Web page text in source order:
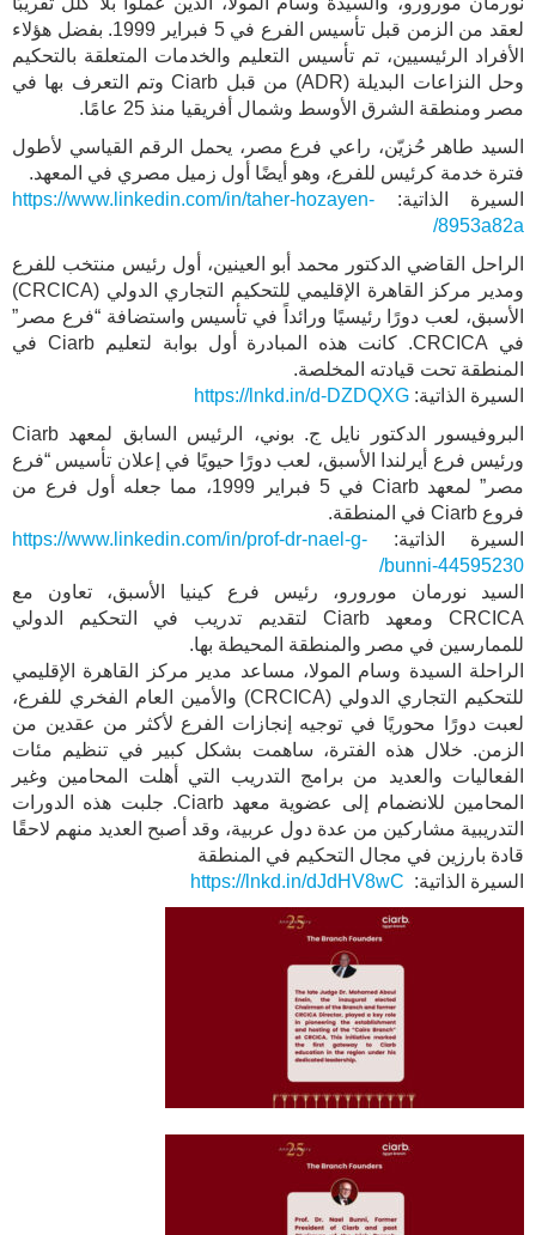
لعقد من الزمن قبل تأسيس الفرع في 5 فبراير 1999. بفضل هؤلاء
الأفراد الرئيسيين، تم تأسيس التعليم والخدمات المتعلقة بالتحكيم
وحل النزاعات البديلة (ADR) من قبل Ciarb وتم التعرف بها في
مصر ومنطقة الشرق الأوسط وشمال أفريقيا منذ 25 عامًا.
السيد طاهر حُزيّن، راعي فرع مصر، يحمل الرقم القياسي لأطول
فترة خدمة كرئيس للفرع، وهو أيضًا أول زميل مصري في المعهد.
السيرة الذاتية: https://www.linkedin.com/in/taher-hozayen-
8953a82a/
الراحل القاضي الدكتور محمد أبو العينين، أول رئيس منتخب للفرع
ومدير مركز القاهرة الإقليمي للتحكيم التجاري الدولي (CRCICA)
الأسبق، لعب دورًا رئيسيًا ورائداً في تأسيس واستضافة “فرع مصر”
في CRCICA. كانت هذه المبادرة أول بوابة لتعليم Ciarb في
المنطقة تحت قيادته المخلصة.
السيرة الذاتية: https://lnkd.in/d-DZDQXG
البروفيسور الدكتور نايل ج. بوني، الرئيس السابق لمعهد Ciarb
ورئيس فرع أيرلندا الأسبق، لعب دورًا حيويًا في إعلان تأسيس “فرع
مصر” لمعهد Ciarb في 5 فبراير 1999، مما جعله أول فرع من
فروع Ciarb في المنطقة.
السيرة الذاتية: https://www.linkedin.com/in/prof-dr-nael-g-
bunni-44595230/
السيد نورمان مورورو، رئيس فرع كينيا الأسبق، تعاون مع
CRCICA ومعهد Ciarb لتقديم تدريب في التحكيم الدولي
للممارسين في مصر والمنطقة المحيطة بها.
الراحلة السيدة وسام المولا، مساعد مدير مركز القاهرة الإقليمي
للتحكيم التجاري الدولي (CRCICA) والأمين العام الفخري للفرع،
لعبت دورًا محوريًا في توجيه إنجازات الفرع لأكثر من عقدين من
الزمن. خلال هذه الفترة، ساهمت بشكل كبير في تنظيم مئات
الفعاليات والعديد من برامج التدريب التي أهلت المحامين وغير
المحامين للانضمام إلى عضوية معهد Ciarb. جلبت هذه الدورات
التدريبية مشاركين من عدة دول عربية، وقد أصبح العديد منهم لاحقًا
قادة بارزين في مجال التحكيم في المنطقة
السيرة الذاتية: https://lnkd.in/dJdHV8wC